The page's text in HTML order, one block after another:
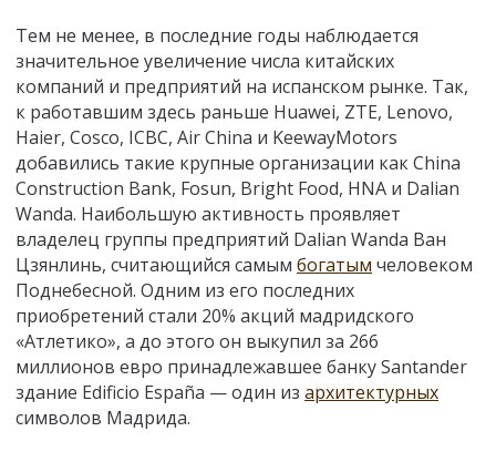
Тем не менее, в последние годы наблюдается
значительное увеличение числа китайских
компаний и предприятий на испанском рынке. Так,
к работавшим здесь раньше Huawei, ZTE, Lenovo,
Haier, Cosco, ICBC, Air China и KeewayMotors
добавились такие крупные организации как China
Construction Bank, Fosun, Bright Food, HNA и Dalian
Wanda. Наибольшую активность проявляет
владелец группы предприятий Dalian Wanda Ван
Цзянлинь, считающийся самым богатым человеком
Поднебесной. Одним из его последних
приобретений стали 20% акций мадридского
«Атлетико», а до этого он выкупил за 266
миллионов евро принадлежавшее банку Santander
здание Edificio España — один из архитектурных
символов Мадрида.